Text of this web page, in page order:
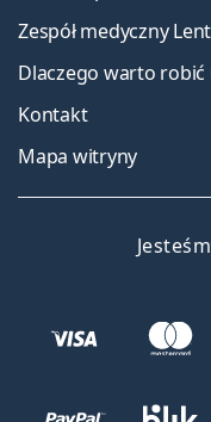
Zespół medyczny
Dlaczego warto robić
Kontakt
Mapa witryny